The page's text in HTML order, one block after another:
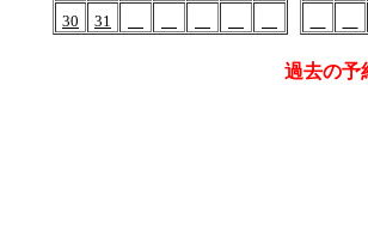
30
31
過去の予